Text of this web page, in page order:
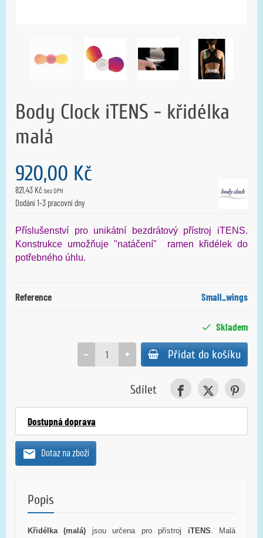
Body Clock iTENS - křidélka
malá
920,00 Kč
821,43 Kč bez DPH
Dodání 1-3 pracovní dny
Příslušenství pro unikátní bezdrátový přístroj iTENS.
Konstrukce umožňuje "natáčení" ramen křidélek do
potřebného úhlu.
Reference Small_wings
Skladem
+
− Přidat do košíku
Sdílet
Dostupná doprava
Dotaz na zboží
Popis
Křidélka (malá) jsou určena pro přístroj iTENS . Malá